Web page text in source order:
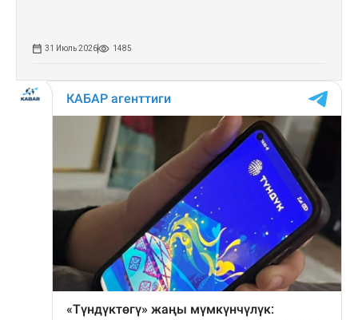
31 Июль 2026 1485